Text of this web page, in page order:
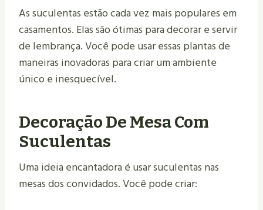
As suculentas estão cada vez mais populares em
casamentos. Elas são ótimas para decorar e servir
de lembrança. Você pode usar essas plantas de
maneiras inovadoras para criar um ambiente
único e inesquecível.
Decoração De Mesa Com
Suculentas
Uma ideia encantadora é usar suculentas nas
mesas dos convidados. Você pode criar: